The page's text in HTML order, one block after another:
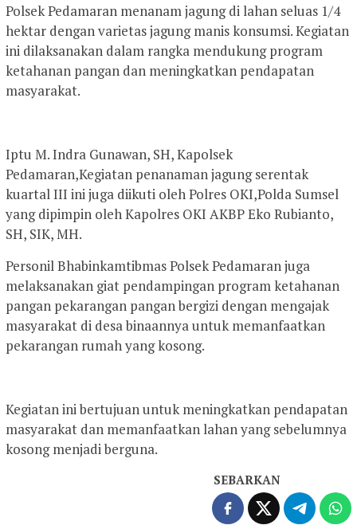
Polsek Pedamaran menanam jagung di lahan seluas 1/4
hektar dengan varietas jagung manis konsumsi. Kegiatan
ini dilaksanakan dalam rangka mendukung program
ketahanan pangan dan meningkatkan pendapatan
masyarakat.
Iptu M. Indra Gunawan, SH, Kapolsek
Pedamaran,Kegiatan penanaman jagung serentak
kuartal III ini juga diikuti oleh Polres OKI,Polda Sumsel
yang dipimpin oleh Kapolres OKI AKBP Eko Rubianto,
SH, SIK, MH.
Personil Bhabinkamtibmas Polsek Pedamaran juga
melaksanakan giat pendampingan program ketahanan
pangan pekarangan pangan bergizi dengan mengajak
masyarakat di desa binaannya untuk memanfaatkan
pekarangan rumah yang kosong.
Kegiatan ini bertujuan untuk meningkatkan pendapatan
masyarakat dan memanfaatkan lahan yang sebelumnya
kosong menjadi berguna.
SEBARKAN